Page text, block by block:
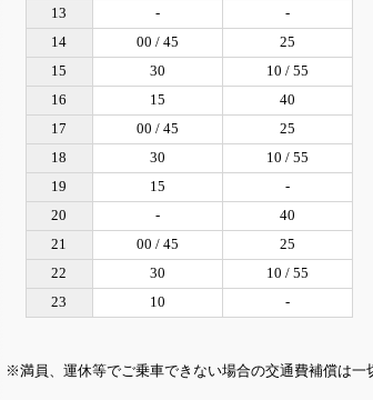
13
-
-
14
00 / 45
25
15
30
10 / 55
16
15
40
17
00 / 45
25
18
30
10 / 55
19
15
-
20
-
40
21
00 / 45
25
22
30
10 / 55
23
10 -
※満員、運休等でご乗車できない場合の交通費補償は一